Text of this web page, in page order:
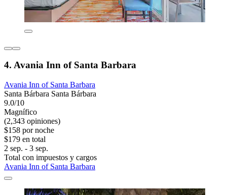
4. Avania Inn of Santa Barbara
Avania Inn of Santa Barbara
Santa Bárbara Santa Bárbara
9.0/10
Magnífico
(2,343 opiniones)
$158 por noche
$179 en total
2 sep. - 3 sep.
Total con impuestos y cargos
Avania Inn of Santa Barbara